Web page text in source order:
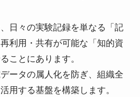
日々の実験記録を単なる「記
利用・共有が可能な「知的資
ことにあります。
ータの属人化を防ぎ、組織全
用する基盤を構築します。